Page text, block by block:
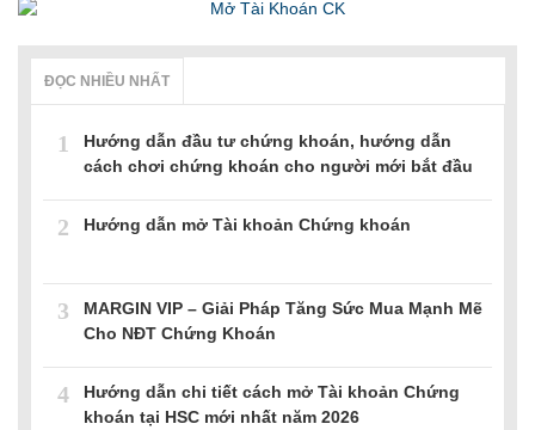
ĐỌC NHIỀU NHẤT
1
Hướng dẫn đầu tư chứng khoán, hướng dẫn
cách chơi chứng khoán cho người mới bắt đầu
2 Hướng dẫn mở Tài khoản Chứng khoán
3
MARGIN VIP – Giải Pháp Tăng Sức Mua Mạnh Mẽ
Cho NĐT Chứng Khoán
4
Hướng dẫn chi tiết cách mở Tài khoản Chứng
khoán tại HSC mới nhất năm 2026